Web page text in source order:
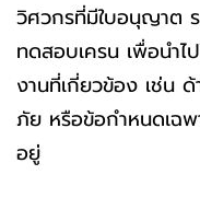
วิศวกรที่มีใบอนุญาต
ทดสอบเครน เพื่อนำไ
งานที่เกี่ยวข้อง เช่น
ภัย หรือข้อกำหนดเฉ
อยู่